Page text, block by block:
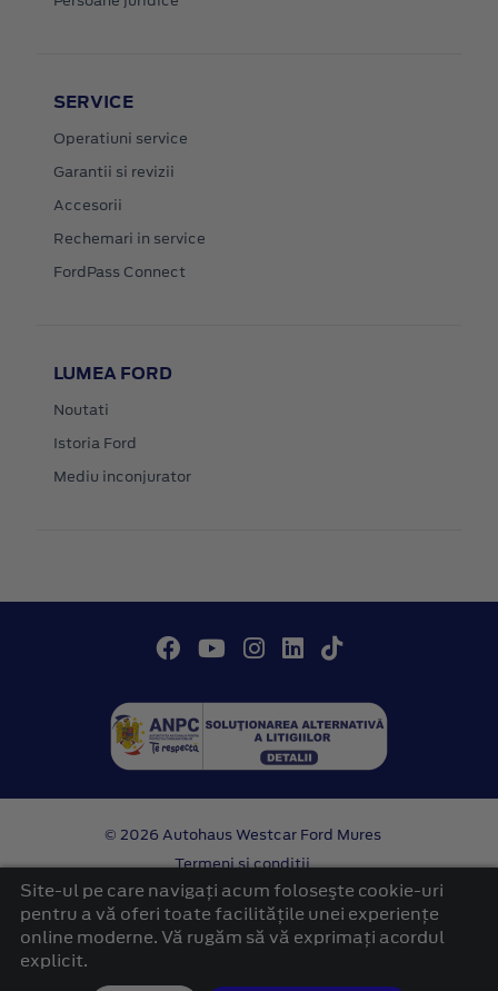
SERVICE
Operatiuni service
Garantii si revizii
Accesorii
Rechemari in service
FordPass Connect
LUMEA FORD
Noutati
Istoria Ford
Mediu inconjurator
© 2026 Autohaus Westcar Ford Mures
Termeni si conditii
Confidentialitate
Politica cookies
platformă dezvoltată de Workleto
Site-ul pe care navigați acum foloseşte cookie-uri
pentru a vă oferi toate facilitățile unei experiențe
online moderne. Vă rugăm să vă exprimați acordul
explicit.